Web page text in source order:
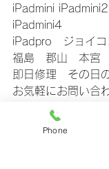
iPadmini
iPadmini4
iPadpro　ジョイコ
福島　郡山　本宮
即日修理　その日
お気軽にお問い合
Phone